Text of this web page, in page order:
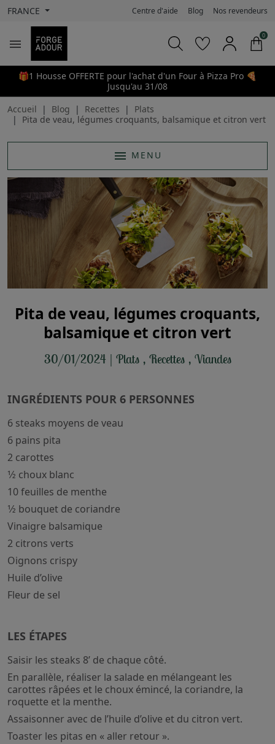
FRANCE Centre d'aide Blog Nos revendeurs

0
🎁1 Housse OFFERTE pour l'achat d'un Four à Pizza Pro 🍕
Jusqu'au 31/08
Accueil
Blog Recettes
Plats
Pita de veau, légumes croquants, balsamique et citron vert
menu MENU
Pita de veau, légumes croquants,
balsamique et citron vert
30/01/2024 | Plats , Recettes , Viandes
INGRÉDIENTS POUR 6 PERSONNES
6 steaks moyens de veau
6 pains pita
2 carottes
1⁄2 choux blanc
10 feuilles de menthe
1⁄2 bouquet de coriandre
Vinaigre balsamique
2 citrons verts
Oignons crispy
Huile d’olive
Fleur de sel
LES ÉTAPES
Saisir les steaks 8’ de chaque côté.
En parallèle, réaliser la salade en mélangeant les
carottes râpées et le choux émincé, la coriandre, la
roquette et la menthe.
Assaisonner avec de l’huile d’olive et du citron vert.
Toaster les pitas en « aller retour ».